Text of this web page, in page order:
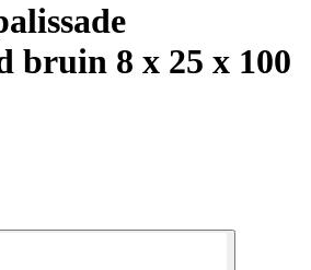
bruin 8 x 25 x 100